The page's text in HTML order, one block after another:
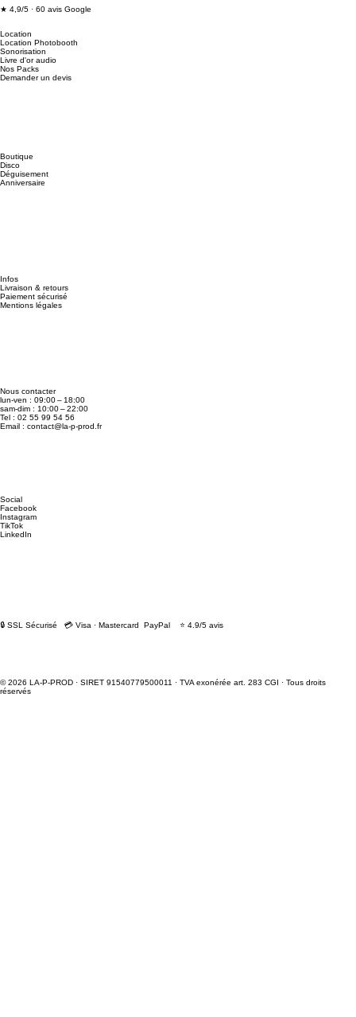
★ 4,9/5 · 60 avis Google
Boutique
Disco
Déguisement
Anniversaire
Location
Location Photobooth
Sonorisation
Livre d'or audio
Nos Packs
Demander un devis
Social
Facebook
Instagram
TikTok
LinkedIn
Infos
Livraison & retours
Paiement sécurisé
Mentions légales
Nous contacter
lun-ven : 09:00 – 18:00
sam-dim : 10:00 – 22:00
Tel : 02 55 99 54 56
Email : contact@la-p-prod.fr
© 2026 LA-P-PROD · SIRET 91540779500011 · TVA exonérée art. 283 CGI · Tous droits
réservés
🔒 SSL Sécurisé 💳 Visa · Mastercard PayPal ⭐ 4.9/5 avis